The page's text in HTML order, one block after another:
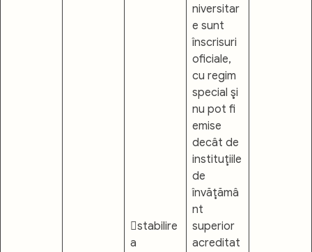
stabilire
a
niversitar
e sunt
înscrisuri
oficiale,
cu regim
special şi
nu pot fi
emise
decât de
instituţiile
de
învăţămâ
nt
superior
acreditat